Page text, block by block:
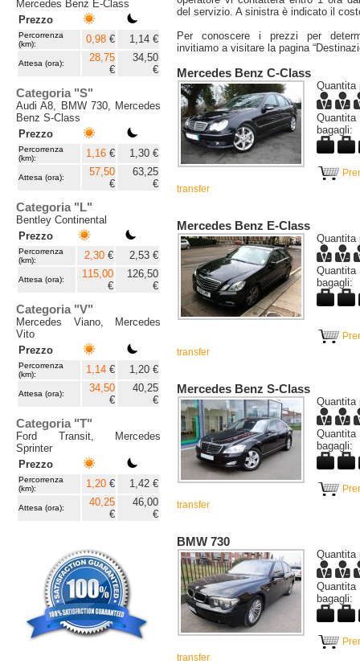
del servizio. A sinistra è indicato il
Per conoscere i prezzi per
invitiamo a visitare la pagina
Mercedes Benz C-Class
Quantita
bagagli:
transfer
Mercedes Benz E-Class
Quantita
bagagli:
transfer
Mercedes Benz S-Class
Quantita
bagagli:
transfer
BMW 730
Quantita
bagagli:
transfer
Mercedes Benz E-Class
Prezzo
Percorrenza
(km):
0,98 € 1,14 €
Attesa (ora):
28,75
€
34,50
€
Categoria "S"
Audi A8, BMW 730, Mercedes
Benz S-Class
Prezzo
Percorrenza
(km):
1,16 € 1,30 €
Attesa (ora):
57,50
€
63,25
€
Categoria "L"
Bentley Continental
Prezzo
Percorrenza
(km):
2,30 € 2,53 €
Attesa (ora):
115,00
€
126,50
€
Categoria "V"
Mercedes Viano, Mercedes
Vito
Prezzo
Percorrenza
(km):
1,14 € 1,20 €
Attesa (ora):
34,50
€
40,25
€
Categoria "T"
Ford Transit, Mercedes
Sprinter
Prezzo
Percorrenza
(km):
1,20 € 1,42 €
Attesa (ora):
40,25
€
46,00
€